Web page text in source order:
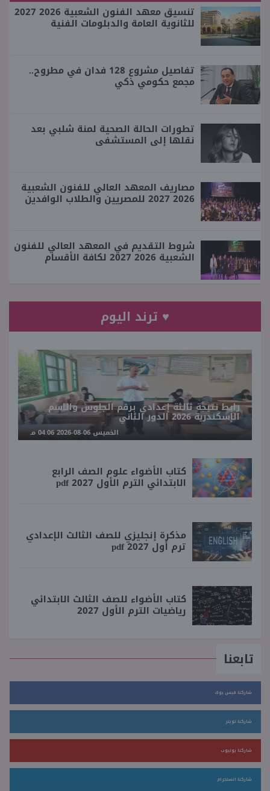
تنسيق معهد الفنون الشعبية 2026 2027
للثانوية العامة والدبلومات الفنية
تفاصيل مشروع 128 فدان في مطروح..
مجمع حكومي ذكي
تطورات الحالة الصحية لمنة شلبي بعد
نقلها إلى المستشفى
مصاريف المعهد العالي للفنون الشعبية
2026 2027 للمصريين والطلاب الوافدين
شروط التقديم في المعهد العالي للفنون
الشعبية 2026 2027 لكافة الأقسام
♥ ترند اليوم
رابط نتيجة ثالثة إعدادي برقم الجلوس والاسم
الإسكندرية 2026 الدور الثاني
الخميس 06-08-2026 04:06 مـ
كتاب الأضواء علوم الصف الرابع
الابتدائي الترم الأول 2027 pdf
مذكرة إنجليزي للصف الثالث الإعدادي
ترم أول 2027 pdf
كتاب الأضواء للصف الثالث الابتدائي
رياضيات الترم الأول 2027
تابعنا
شاركنا فيس بوك
شاركنا تويتر
شاركنا يوتيوب
شاركنا انستجرام